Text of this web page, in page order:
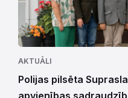
AKTUĀLI
Polijas pilsēta
apvienības